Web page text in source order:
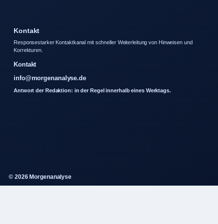
Kontakt
Responsestarker Kontaktkanal mit schneller Weiterleitung von Hinweisen und
Korrekturen.
Kontakt
info@morgenanalyse.de
Antwort der Redaktion: in der Regel innerhalb eines Werktags.
© 2026 Morgenanalyse